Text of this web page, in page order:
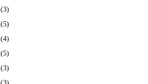
(3)
(5)
(4)
(5)
(3)